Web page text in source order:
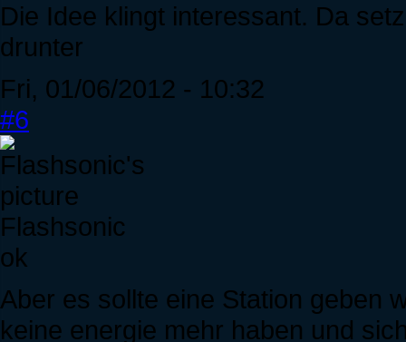
Die Idee klingt interessant. Da
drunter
Fri, 01/06/2012 - 10:32
#6
Flashsonic
ok
Aber es sollte eine Station geben
keine energie mehr haben und